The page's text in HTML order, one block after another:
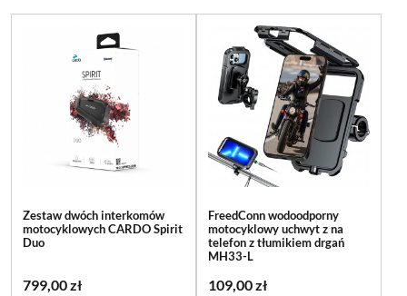
Zestaw dwóch interkomów
motocyklowych CARDO Spirit
Duo
799,00 zł
FreedConn wodoodporny
motocyklowy uchwyt z na
telefon z tłumikiem drgań
MH33-L
109,00 zł